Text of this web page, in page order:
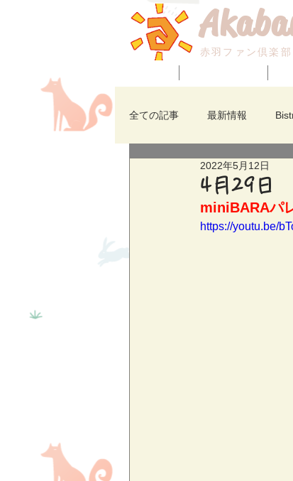
赤羽ファン倶楽
全ての記事 最新情報
七福神広場 焼肉・アジ
赤羽のイベント 赤羽ビ
4月29日
2022年5月12日
miniBARAパ
https://youtu.be/